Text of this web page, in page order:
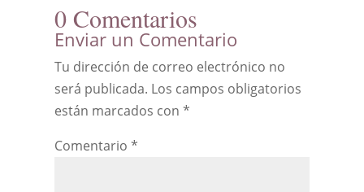
0 Comentarios
Enviar un Comentario
Tu dirección de correo electrónico no
será publicada. Los campos obligatorios
están marcados con*
Comentario*